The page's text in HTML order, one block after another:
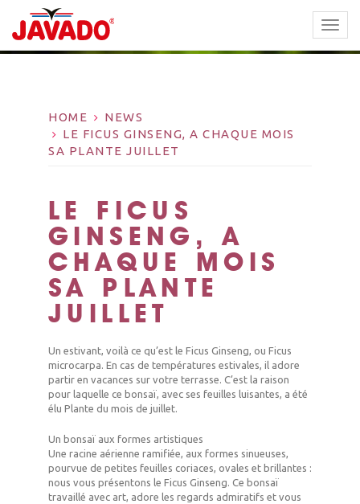
HOME
NEWS
LE FICUS GINSENG, A CHAQUE MOIS
SA PLANTE JUILLET
LE FICUS
GINSENG, A
CHAQUE MOIS
SA PLANTE
JUILLET
Un estivant, voilà ce qu’est le Ficus Ginseng, ou Ficus
microcarpa. En cas de températures estivales, il adore
partir en vacances sur votre terrasse. C’est la raison
pour laquelle ce bonsaï, avec ses feuilles luisantes, a été
élu Plante du mois de juillet.
Un bonsaï aux formes artistiques
Une racine aérienne ramifiée, aux formes sinueuses,
pourvue de petites feuilles coriaces, ovales et brillantes :
nous vous présentons le Ficus Ginseng. Ce bonsaï
travaillé avec art, adore les regards admiratifs et vous